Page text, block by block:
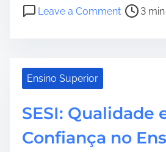
a
h
p
s
Leave a Commento
m
l
P
r
d
i
3
Ensino Superior
SESI: Qualidade
Confiança no